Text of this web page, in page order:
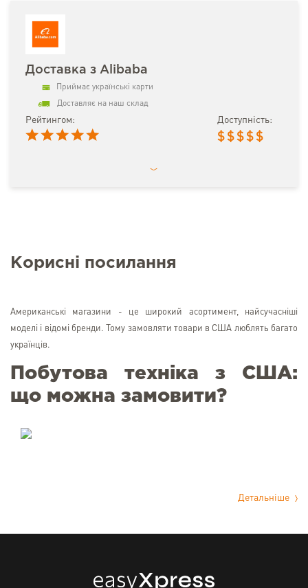
Доставка з Alibaba
Приймає українські карти
Доставляє на наш склад
Рейтингом: Доступність:
$ $ $ $ $
Корисні посилання
Американські магазини - це широкий асортимент, найсучасніші
моделі і відомі бренди. Тому замовляти товари в США люблять багато
українців.
Побутова техніка з США:
що можна замовити?
Детальніше